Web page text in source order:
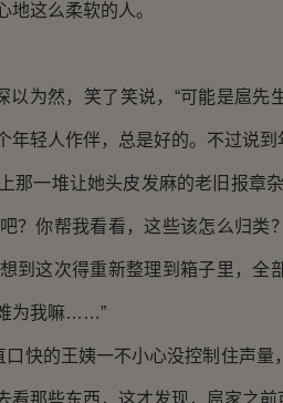
这么柔软的人。
为然，笑了笑说，“可能是扈先
年轻人作伴，总是好的。不过说
一堆让她头皮发麻的老旧报章杂
？你帮我看看，这些该怎么归类
到这次得重新整理到箱子里，全
为我嘛……”
快的王姨一不小心没控制住声量
看那些东西，这才发现，扈家之前